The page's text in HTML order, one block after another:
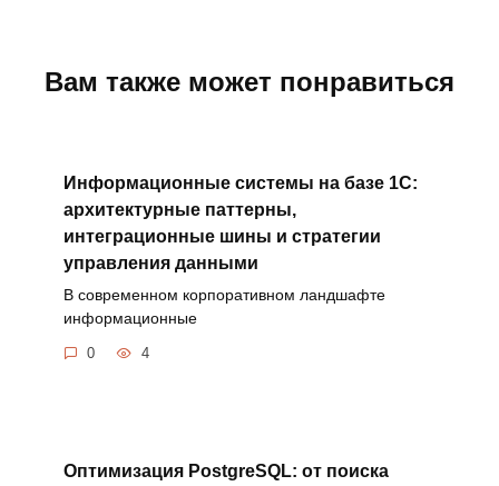
Вам также может понравиться
Информационные системы на базе 1С:
архитектурные паттерны,
интеграционные шины и стратегии
управления данными
В современном корпоративном ландшафте
информационные
0 4
Оптимизация PostgreSQL: от поиска